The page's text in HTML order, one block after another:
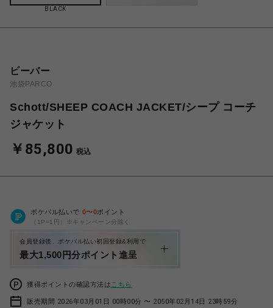
BLACK
ビーバー
池袋PARCO
Schott/SHEEP COACH JACKET/シープ コーチ
ジャケット
￥85,800 税込
ポケパル払いで 0〜0ポイント
（1P=1円）※キャンペーン分除く
会員登録後、ポケパル払い初回登録&利用で
最大1,500円分ポイント進呈
獲得ポイントの確認方法は こちら
販売期間 2026年03月01日 00時00分 〜 2050年02月14日 23時59分